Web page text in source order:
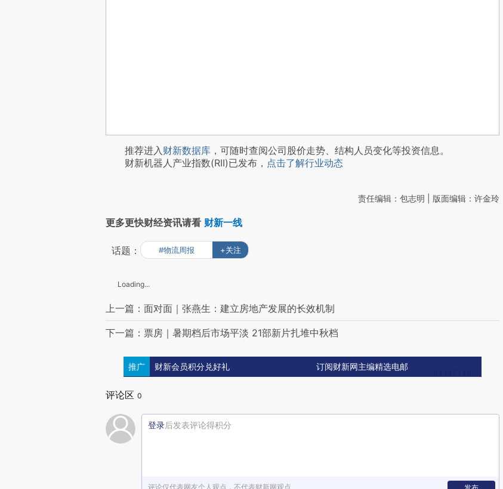
推荐进入财新数据库 ，可随时查阅公司股价走势、结构人员变化等投资信息。
财新机器人产业指数(RII)已发布， 点击了解行业动态
责任编辑：包志明 | 版面编辑：许金玲
更多更快财经资讯请看 财新一线
话题： #物流周报 +关注
Loading...
上一篇：面对面｜张燕生：建立房地产发展的长效机制
下一篇：票房｜暑期档后市场平淡 21部新片扎堆中秋档
推广 财新会员积分兑好礼 订阅财新网主编精选电邮
评论区 0
登录后发表评论得积分
评论仅代表网友个人观点，不代表财新网观点 发布